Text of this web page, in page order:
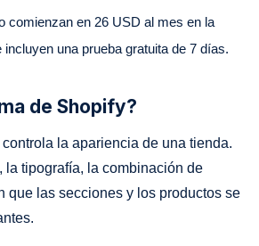
comienzan en 26 USD al mes en la
incluyen una prueba gratuita de 7 días.
de Shopify?
la apariencia de una tienda.
la tipografía, la combinación de
que las secciones y los productos se